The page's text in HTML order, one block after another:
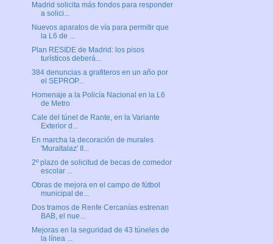
Madrid solicita más fondos para responder
a solici...
Nuevos aparatos de vía para permitir que
la L6 de ...
Plan RESIDE de Madrid: los pisos
turísticos deberá...
384 denuncias a grafiteros en un año por
el SEPROP...
Homenaje a la Policía Nacional en la L6
de Metro
Cale del túnel de Rante, en la Variante
Exterior d...
En marcha la decoración de murales
'Muraltalaz' II...
2º plazo de solicitud de becas de comedor
escolar ...
Obras de mejora en el campo de fútbol
municipal de...
Dos tramos de Renfe Cercanías estrenan
BAB, el nue...
Mejoras en la seguridad de 43 túneles de
la línea ...